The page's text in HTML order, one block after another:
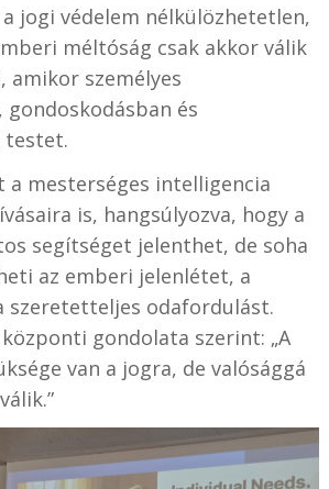
jogi védelem nélkülözhetetlen,
méltóság csak akkor válik
amikor személyes
és
testet.
a mesterséges intelligencia
is, hangsúlyozva, hogy a
segítséget jelenthet, de soha
az emberi jelenlétet, a
szeretetteljes odafordulást.
gondolata szerint: „A
van a jogra, de valósággá